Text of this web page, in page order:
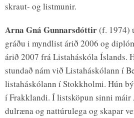
skraut- og listmunir.
Arna Gná Gunnarsdóttir(f. 1974)
gráðu i myndlist árið 2006 og
árið 2007 frá Listaháskóla Íslands.
stundað nám við Listaháskólann í
listaháskólann í Stokkholmi. Hún
í Frakklandi. Í listsköpun sinni máir
dulræna og nattúrulega og skapar